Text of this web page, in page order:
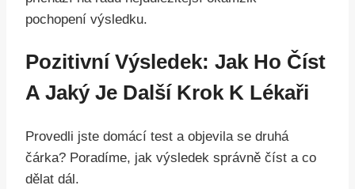
pochopení výsledku.
Pozitivní Výsledek: Jak Ho Číst
A Jaký Je Další Krok K Lékaři
Provedli jste domácí test a objevila se druhá
čárka? Poradíme, jak výsledek správně číst a co
dělat dál.